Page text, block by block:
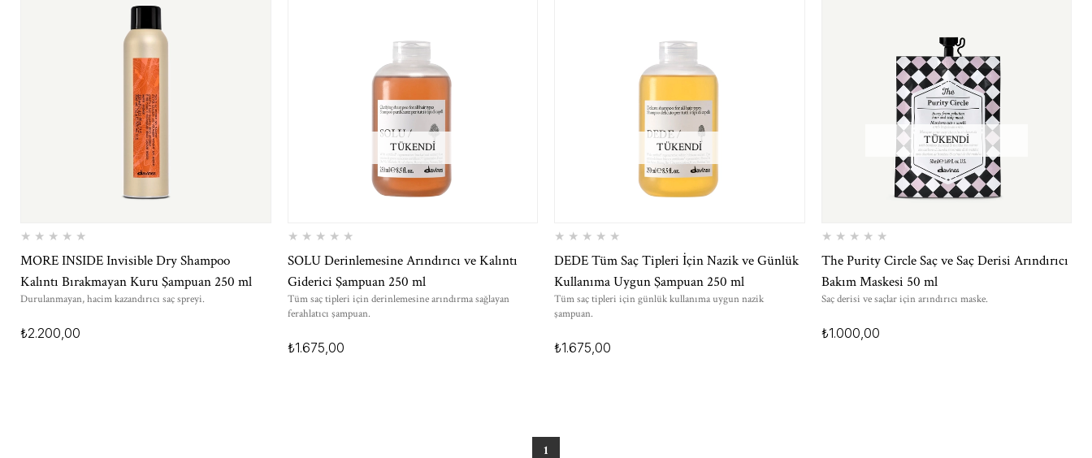
★ ★ ★ ★ ★
MORE INSIDE Invisible Dry Shampoo
Kalıntı Bırakmayan Kuru Şampuan 250 ml
Durulanmayan, hacim kazandırıcı saç spreyi.
₺2.200,00
TÜKENDI
★ ★ ★ ★ ★
SOLU Derinlemesine Arındırıcı ve Kalıntı
Giderici Şampuan 250 ml
Tüm saç tipleri için derinlemesine arındırma sağlayan
ferahlatıcı şampuan.
₺1.675,00
TÜKENDI
★ ★ ★ ★ ★
DEDE Tüm Saç Tipleri İçin Nazik ve Günlük
Kullanıma Uygun Şampuan 250 ml
Tüm saç tipleri için günlük kullanıma uygun nazik
şampuan.
₺1.675,00
TÜKENDI
★ ★ ★ ★ ★
The Purity Circle Saç ve Saç Derisi Arındırıcı
Bakım Maskesi 50 ml
Saç derisi ve saçlar için arındırıcı maske.
₺1.000,00
1